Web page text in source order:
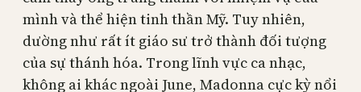
mình và thể hiện tinh thần Mỹ. Tuy nhiên,
dường như rất ít giáo sư trở thành đối tượng
của sự thánh hóa. Trong lĩnh vực ca nhạc,
không ai khác ngoài June, Madonna cực kỳ nổi